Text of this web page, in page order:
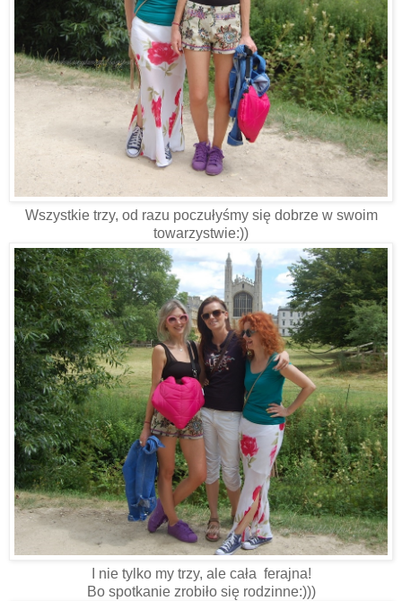
Wszystkie trzy, od razu poczułyśmy się dobrze w swoim
towarzystwie:))
I nie tylko my trzy, ale cała ferajna!
Bo spotkanie zrobiło się rodzinne:)))